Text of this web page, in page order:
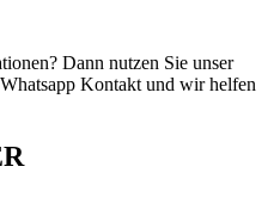
Dann nutzen Sie unser
Kontakt und wir helfen